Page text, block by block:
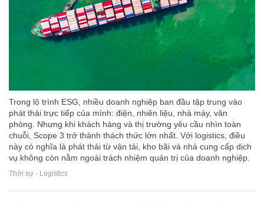
Trong lộ trình ESG, nhiều doanh nghiệp ban đầu tập trung vào
phát thải trực tiếp của mình: điện, nhiên liệu, nhà máy, văn
phòng. Nhưng khi khách hàng và thị trường yêu cầu nhìn toàn
chuỗi, Scope 3 trở thành thách thức lớn nhất. Với logistics, điều
này có nghĩa là phát thải từ vận tải, kho bãi và nhà cung cấp dịch
vụ không còn nằm ngoài trách nhiệm quản trị của doanh nghiệp.
Thời sự - Logistics